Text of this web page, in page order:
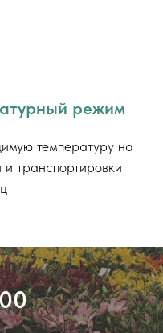
режим
температуру на
и транспортировки